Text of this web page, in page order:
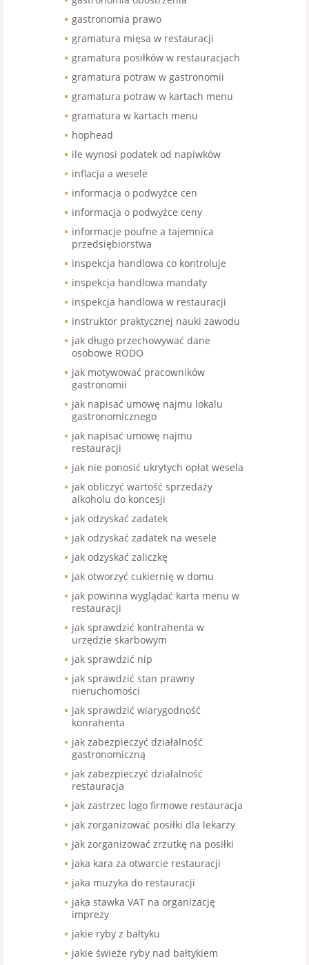
gastronomia prawo
gramatura mięsa w restauracji
gramatura posiłków w restauracjach
gramatura potraw w gastronomii
gramatura potraw w kartach menu
gramatura w kartach menu
hophead
ile wynosi podatek od napiwków
inflacja a wesele
informacja o podwyżce cen
informacja o podwyżce ceny
informacje poufne a tajemnica
przedsiębiorstwa
inspekcja handlowa co kontroluje
inspekcja handlowa mandaty
inspekcja handlowa w restauracji
instruktor praktycznej nauki zawodu
jak długo przechowywać dane
osobowe RODO
jak motywować pracowników
gastronomii
jak napisać umowę najmu lokalu
gastronomicznego
jak napisać umowę najmu
restauracji
jak nie ponosić ukrytych opłat wesela
jak obliczyć wartość sprzedaży
alkoholu do koncesji
jak odzyskać zadatek
jak odzyskać zadatek na wesele
jak odzyskać zaliczkę
jak otworzyć cukiernię w domu
jak powinna wyglądać karta menu w
restauracji
jak sprawdzić kontrahenta w
urzędzie skarbowym
jak sprawdzić nip
jak sprawdzić stan prawny
nieruchomości
jak sprawdzić wiarygodność
konrahenta
jak zabezpieczyć działalność
gastronomiczną
jak zabezpieczyć działalność
restauracja
jak zastrzec logo firmowe restauracja
jak zorganizować posiłki dla lekarzy
jak zorganizować zrzutkę na posiłki
jaka kara za otwarcie restauracji
jaka muzyka do restauracji
jaka stawka VAT na organizację
imprezy
jakie ryby z bałtyku
jakie świeże ryby nad bałtykiem